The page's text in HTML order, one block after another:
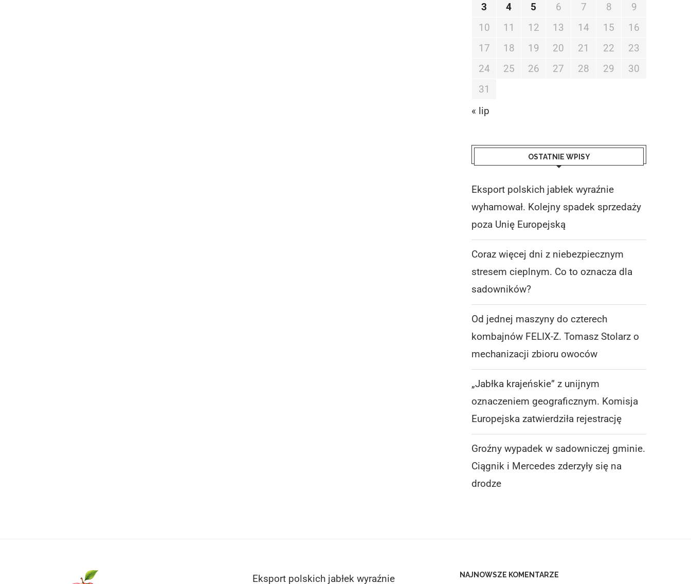
3
4 5 6 7 8
9
10
11 12 13 14 15
16
17
18 19 20 21 22
23
24
25 26 27 28 29
30
31
« lip
OSTATNIE WPISY
Eksport polskich jabłek wyraźnie
wyhamował. Kolejny spadek sprzedaży
poza Unię Europejską
Coraz więcej dni z niebezpiecznym
stresem cieplnym. Co to oznacza dla
sadowników?
Od jednej maszyny do czterech
kombajnów FELIX-Z. Tomasz Stolarz o
mechanizacji zbioru owoców
„Jabłka krajeńskie” z unijnym
oznaczeniem geograficznym. Komisja
Europejska zatwierdziła rejestrację
Groźny wypadek w sadowniczej gminie.
Ciągnik i Mercedes zderzyły się na
drodze
Eksport polskich jabłek wyraźnie NAJNOWSZE KOMENTARZE